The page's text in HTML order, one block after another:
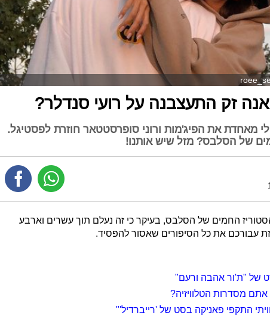
מאחדת את הפיג'מות ורוני סופרסטטאר חוזרת לפסטיגל.
של הסלבס? מזל שיש אותנו!
החמים של הסלבס, בעיקר כי זה נעלם תוך עשרים וארבע
עבורכם את כל הסיפורים שאסור להפסיד.
של "ת'ור אהבה ורעם"
אתם מסדרות הטלוויזיה?
התקפי פאניקה בסט של 'רייברדיל'"